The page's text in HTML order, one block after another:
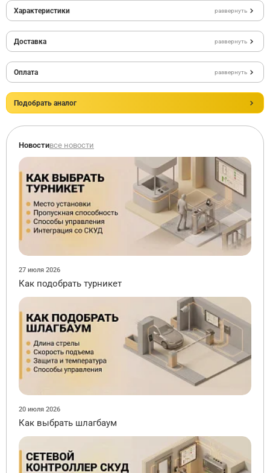
Характеристики развернуть
Доставка развернуть
Оплата развернуть
Подобрать аналог
Новостивсе новости
27 июля 2026
Как подобрать турникет
20 июля 2026
Как выбрать шлагбаум